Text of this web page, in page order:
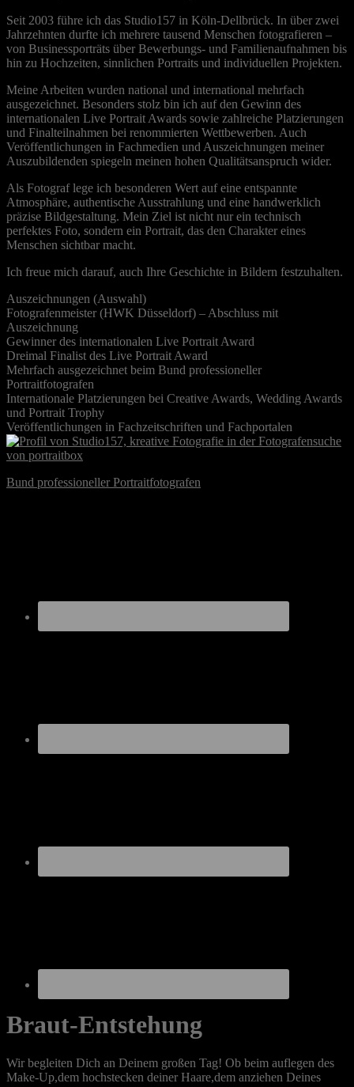
Seit 2003 führe ich das Studio157 in Köln-Dellbrück. In über zwei
Jahrzehnten durfte ich mehrere tausend Menschen fotografieren –
von Businessporträts über Bewerbungs- und Familienaufnahmen bis
hin zu Hochzeiten, sinnlichen Portraits und individuellen Projekten.
Meine Arbeiten wurden national und international mehrfach
ausgezeichnet. Besonders stolz bin ich auf den Gewinn des
internationalen Live Portrait Awards sowie zahlreiche Platzierungen
und Finalteilnahmen bei renommierten Wettbewerben. Auch
Veröffentlichungen in Fachmedien und Auszeichnungen meiner
Auszubildenden spiegeln meinen hohen Qualitätsanspruch wider.
Als Fotograf lege ich besonderen Wert auf eine entspannte
Atmosphäre, authentische Ausstrahlung und eine handwerklich
präzise Bildgestaltung. Mein Ziel ist nicht nur ein technisch
perfektes Foto, sondern ein Portrait, das den Charakter eines
Menschen sichtbar macht.
Ich freue mich darauf, auch Ihre Geschichte in Bildern festzuhalten.
Auszeichnungen (Auswahl)
Fotografenmeister (HWK Düsseldorf) – Abschluss mit
Auszeichnung
Gewinner des internationalen Live Portrait Award
Dreimal Finalist des Live Portrait Award
Mehrfach ausgezeichnet beim Bund professioneller
Portraitfotografen
Internationale Platzierungen bei Creative Awards, Wedding Awards
und Portrait Trophy
Veröffentlichungen in Fachzeitschriften und Fachportalen
Bund professioneller Portraitfotografen
Braut-Entstehung
Wir begleiten Dich an Deinem großen Tag! Ob beim auflegen des
Make-Up,dem hochstecken deiner Haare,dem anziehen Deines